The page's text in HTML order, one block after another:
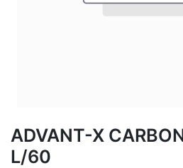
ADVANT-X
L/60